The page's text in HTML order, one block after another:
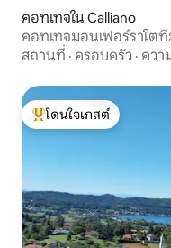
คอทเทจใน Calliano
คอทเทจมอนเฟอร์ราโต
สถานที่ · ครอบครัว · ควา
โดนใจเกสต์ที่สุด
โดนใจเกสต์